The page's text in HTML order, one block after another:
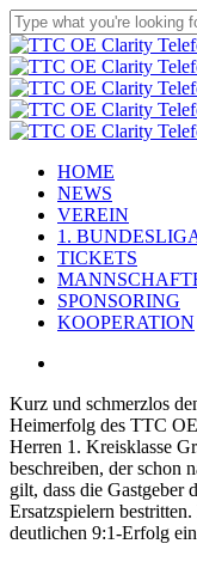
Skip
to
main
content
Close
Search
Menu
HOME
NEWS
VEREIN
1.
TICKETS
SPONSORING
KOOPERATION
Kurz und schmerzlos
Heimerfolg des TTC
Herren 1. Kreisklasse
beschreiben, der schon
gilt, dass die Gastgeber
Ersatzspielern
deutlichen 9:1-Erfolg